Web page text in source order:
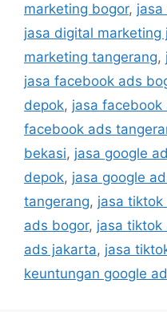
marketing bogor,
jasa digital marketing
marketing tangerang,
jasa facebook ads
depok, jasa facebook
facebook ads
bekasi, jasa google
depok, jasa google
tangerang, jasa tiktok
ads bogor, jasa tiktok
ads jakarta, jasa
keuntungan google